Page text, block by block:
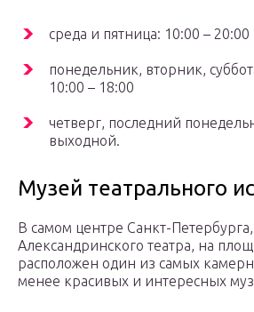
среда и пятница: 10:00 – 20:00
понедельник, вторник,
10:00 – 18:00
четверг, последний
выходной.
Музей театрального
В самом центре Санкт-
Александринского театра, на
расположен один из самых
менее красивых и интересных